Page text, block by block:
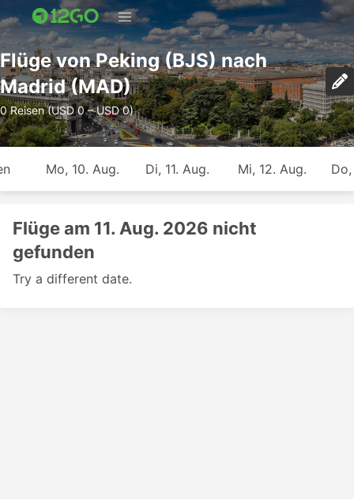
Flüge von Peking (BJS) nach
Madrid (MAD)
0 Reisen (USD 0 – USD 0)
Mo, 10. Aug. Di, 11. Aug. Mi, 12. Aug.
Flüge am 11. Aug. 2026 nicht
gefunden
Try a different date.